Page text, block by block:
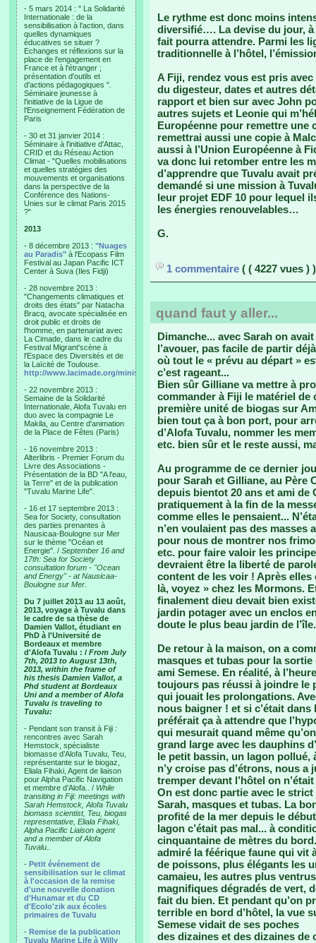
- 5 mars 2014 : " La Solidarité
Internationale : de la
sensibilisation à l'action, dans
quelles dynamiques
éducatives se situer ?
Echanges et réflexions sur la
place de l'engagement en
France et à l'étranger ;
présentation d'outils et
d'actions pédagogiques ".
Séminaire jeunesse à
l'initiative de la Ligue de
l'Enseignement Fédération de
Paris
- 30 et 31 janvier 2014 :
Séminaire à l'initiative d'Attac,
CRID et du Réseau Action
Climat - "Quelles mobilisations
et quelles stratégies des
mouvements et organisations
dans la perspective de la
Conférence des Nations-
Unies sur le climat Paris 2015
?"
2013
- 8 décembre 2013 : "Nuages
au Paradis" à l'Ecopass Film
Festival au Japan Pacific ICT
Center à Suva (Iles Fidji)
- 28 novembre 2013 :
"Changements climatiques et
droits des états" par Natacha
Bracq, avocate spécialisée en
droit public et droits de
l'homme, en partenariat avec
La Cimade, dans le cadre du
Festival Migrant'scène à
l'Espace des Diversités et de
la Laïcité de Toulouse.
http://www.lacimade.org/minisites/migrantscene
- 22 novembre 2013 :
Semaine de la Solidarité
Internationale, Alofa Tuvalu en
duo avec la compagnie Le
Makila, au Centre d'animation
de la Place de Fêtes (Paris)
- 16 novembre 2013 :
Alterlibris - Premier Forum du
Livre des Associations -
Présentation de la BD "A l'eau,
la Terre" et de la publication
"Tuvalu Marine Life".
- 16 et 17 septembre 2013 :
Sea for Society, consultation
des parties prenantes à
Nausicaa-Boulogne sur Mer
sur le thème "Océan et
Energie". / September 16 and
17th: Sea for Society
consultation forum - "Ocean
and Energy" - at Nausicaa-
Boulogne sur Mer.
Du 7 juillet 2013 au 13 août,
2013, voyage à Tuvalu dans
le cadre de sa thèse de
Damien Vallot, étudiant en
PhD à l'Université de
Bordeaux et membre
d'Alofa Tuvalu : / From July
7th, 2013 to August 13th,
2013, within the frame of
his thesis Damien Vallot, a
Phd student at Bordeaux
Uni and a member of Alofa
Tuvalu is traveling to
Tuvalu:
- Pendant son transit à Fiji :
rencontres avec Sarah
Hemstock, spécialiste
biomasse d’Alofa Tuvalu, Teu,
représentante sur le biogaz,
Eliala Fihaki, Agent de liaison
pour Alpha Pacific Navigation
et membre d’Alofa.. / While
transiting in Fiji: meetings with
Sarah Hemstock, Alofa Tuvalu
biomass scientist, Teu, biogas
representative, Eliala Fihaki,
Alpha Pacific Liaison agent
and a member of Alofa
Tuvalu..
- Petit événement de
sensibilisation sur le climat
à l'occasion de la remise
d'une nouvelle donation
d'Hunamar et du CD
d'Ecolo'zik aux écoles
primaires de Tuvalu
- Remise de la publication
Tuvalu Marine Life à Willy
Le rythme est donc moins
diversifié…. La devise du jour, à
fait pourra attendre. Parmi les
traditionnelle à l’hôtel,
A Fiji, rendez vous est pris
du digesteur, dates et autres
rapport et bien sur avec John
autres sujets et Leonie qui
Européenne pour remettre une
remettrai aussi une copie à
aussi à l’Union Européenne à
va donc lui retomber entre les
d’apprendre que Tuvalu avait
demandé si une mission à
leur projet EDF 10 pour lequel
les énergies renouvelables…
G.
1 commentaire ( ( 4227 vues ) )
quand faut y aller...
Dimanche... avec Sarah on
l’avouer, pas facile de partir
où tout le « prévu au départ »
c’est rageant...
Bien sûr Gilliane va mettre à
commander à Fiji le matériel
première unité de biogas sur
bien tout ça à bon port, pour
d’Alofa Tuvalu, nommer les
etc. bien sûr et le reste aussi,
Au programme de ce dernier
pour Sarah et Gilliane, au Père
depuis bientot 20 ans et ami de
pratiquement à la fin de la
comme elles le pensaient...
n’en voulaient pas des masses
pour nous de montrer nos
etc. pour faire valoir les
devraient être la liberté de
content de les voir ! Après
là, voyez » chez les Mormons.
finalement dieu devait bien
jardin potager avec un enclos
doute le plus beau jardin de
De retour à la maison, on a
masques et tubas pour la
ami Semese. En réalité, à
toujours pas réussi à joindre le
qui jouait les prolongations.
nous baigner ! et si c’était
préférait ça à attendre que
qui mesurait quand même
grand large avec les dauphins
le petit bassin, un lagon pollué,
n’y croise pas d’étrons, nous
tremper devant l’hôtel on
On est donc partie avec le
Sarah, masques et tubas. La
profité de la mer depuis le
lagon c’était pas mal... à
cinquantaine de mètres du
admiré la féérique faune qui vit
de poissons, plus élégants les
camaieu, les autres plus
magnifiques dégradés de vert,
fait du bien. Et pendant qu’on
terrible en bord d’hôtel, la vue
Semese vidait de ses poches
des dizaines et des dizaines